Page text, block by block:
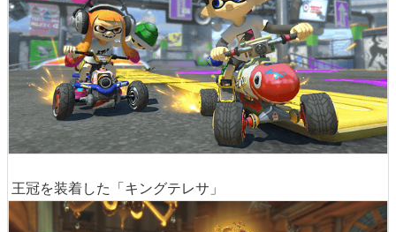
王冠を装着した「キングテレサ」